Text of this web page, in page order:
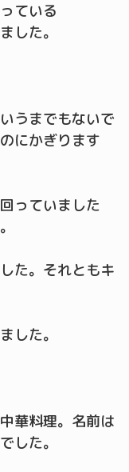
ている
した。
うまでもないで
にかぎります
っていました
た。それともキ
した。
華料理。名前は
した。